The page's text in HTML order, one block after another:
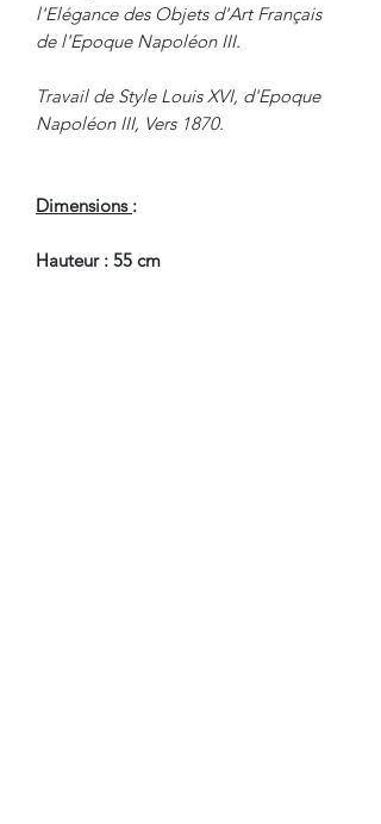
l'Elégance des Objets d'Art Français
de l'Epoque Napoléon III.
Travail de Style Louis XVI, d'Epoque
Napoléon III, Vers 1870.
Dimensions :
Hauteur : 55 cm